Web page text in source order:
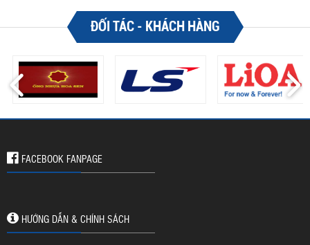
ĐỐI TÁC - KHÁCH HÀNG
FACEBOOK FANPAGE
HƯỚNG DẪN & CHÍNH SÁCH